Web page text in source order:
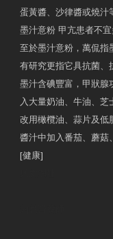
蛋黃醬、沙律醬或燒汁
墨汁意粉 甲亢患者不宜
至於墨汁意粉，萬侃指
有研究更指它具抗菌、
墨汁含碘豐富，甲狀腺
入大量奶油、牛油、
改用橄欖油、蒜片及低
醬汁中加入番茄、蘑菇
[健康]